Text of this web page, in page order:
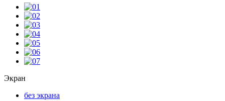
Экран
без экрана